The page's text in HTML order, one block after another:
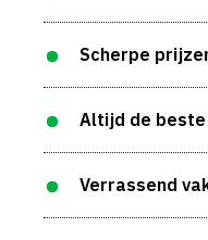
Scherpe
Altijd de
Verrassend